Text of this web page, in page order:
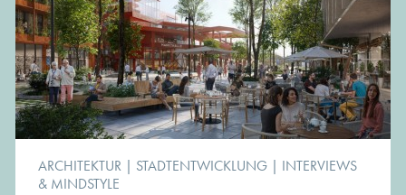
ARCHITEKTUR | STADTENTWICKLUNG | INTERVIEWS
& MINDSTYLE